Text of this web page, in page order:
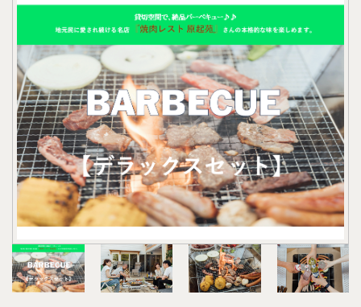
●B.アルコール…1本
●C.ソフトドリンク…1本
上記の計3本をお選びいただけます。
※お酒をお召しにならない方はCより2本+Dをお付け
します。
●写真はイメージです。お客様自身で土鍋に材料を
入れていただくようになります。
●上記ご利用の場合は4日前までに連絡下さい。（キ
ャンセル不可）
以降になりますとご準備できない場合がございま
すのでご了承下さい。
●物価高騰の影響により、販売価格を改定させてい
ただく場合がございます。予めご理解ご了承くださ
れ、野菜、パックご飯2個
【BBQ機材セット】
バーベキューグリル 、グリル用テーブル、アルミテ
ーブル
チェア × 2、炭（1人あたり1kg）
耐熱グローブ ・網 ・トング ・着火剤・ガスバーナ
ー
※BBQセットの持ち込みはご遠慮いただいておりま
す。
※雨天の場合、 宿泊当日午前9時までにご連絡頂け
れば、BBQ機材セットのみキャンセル可能です。